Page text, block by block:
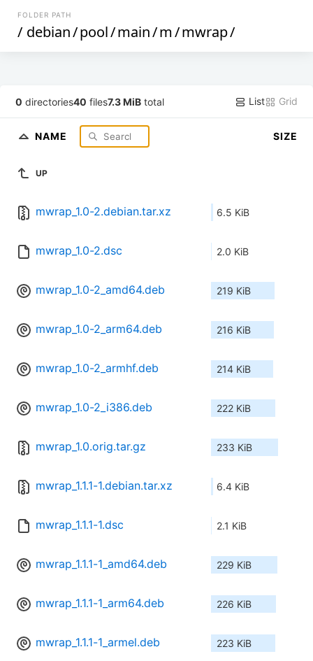
FOLDER PATH
/ debian/pool/main/m/mwrap/
0 directories40 files7.3 MiB total List Grid
NAME SIZE
UP
mwrap_1.0-2.debian.tar.xz 6.5 KiB
mwrap_1.0-2.dsc 2.0 KiB
mwrap_1.0-2_amd64.deb 219 KiB
mwrap_1.0-2_arm64.deb 216 KiB
mwrap_1.0-2_armhf.deb 214 KiB
mwrap_1.0-2_i386.deb 222 KiB
mwrap_1.0.orig.tar.gz 233 KiB
mwrap_1.1.1-1.debian.tar.xz 6.4 KiB
mwrap_1.1.1-1.dsc 2.1 KiB
mwrap_1.1.1-1_amd64.deb 229 KiB
mwrap_1.1.1-1_arm64.deb 226 KiB
mwrap_1.1.1-1_armel.deb 223 KiB